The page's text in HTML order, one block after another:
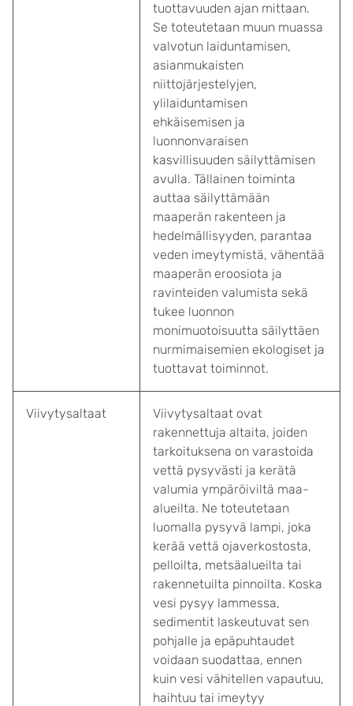
tuottavuuden ajan mittaan.
Se toteutetaan muun muassa
valvotun laiduntamisen,
asianmukaisten
niittojärjestelyjen,
ylilaiduntamisen
ehkäisemisen ja
luonnonvaraisen
kasvillisuuden säilyttämisen
avulla. Tällainen toiminta
auttaa säilyttämään
maaperän rakenteen ja
hedelmällisyyden, parantaa
veden imeytymistä, vähentää
maaperän eroosiota ja
ravinteiden valumista sekä
tukee luonnon
monimuotoisuutta säilyttäen
nurmimaisemien ekologiset ja
tuottavat toiminnot.
Viivytysaltaat
Viivytysaltaat ovat
rakennettuja altaita, joiden
tarkoituksena on varastoida
vettä pysyvästi ja kerätä
valumia ympäröiviltä maa-
alueilta. Ne toteutetaan
luomalla pysyvä lampi, joka
kerää vettä ojaverkostosta,
pelloilta, metsäalueilta tai
rakennetuilta pinnoilta. Koska
vesi pysyy lammessa,
sedimentit laskeutuvat sen
pohjalle ja epäpuhtaudet
voidaan suodattaa, ennen
kuin vesi vähitellen vapautuu,
haihtuu tai imeytyy